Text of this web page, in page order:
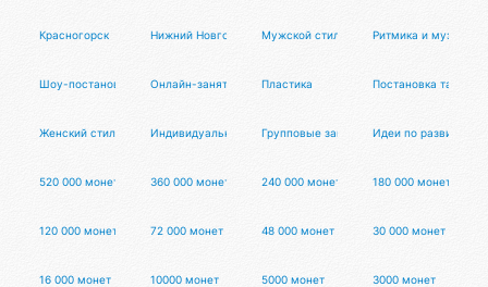
Красногорск Нижний Новгород Мужской стиль Ритмика и
Шоу-постановки Онлайн-занятия Пластика Постановка танца
Женский стиль Индивидуальные занятияГрупповые занятия Идеи по развитию
520 000 монет 360 000 монет 240 000 монет 180 000 монет
120 000 монет 72 000 монет 48 000 монет 30 000 монет
16 000 монет 10000 монет 5000 монет 3000 монет